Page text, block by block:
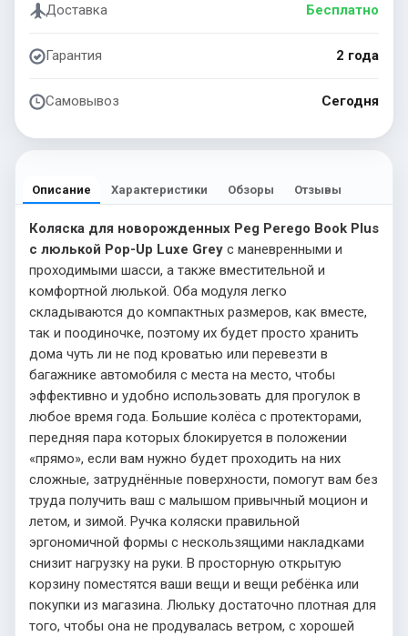
Доставка Бесплатно
Гарантия 2 года
Самовывоз Сегодня
Описание Характеристики Обзоры Отзывы
Коляска для новорожденных Peg Perego Book Plus
с люлькой Pop-Up Luxe Grey с маневренными и
проходимыми шасси, а также вместительной и
комфортной люлькой. Оба модуля легко
складываются до компактных размеров, как вместе,
так и поодиночке, поэтому их будет просто хранить
дома чуть ли не под кроватью или перевезти в
багажнике автомобиля с места на место, чтобы
эффективно и удобно использовать для прогулок в
любое время года. Большие колёса с протекторами,
передняя пара которых блокируется в положении
«прямо», если вам нужно будет проходить на них
сложные, затруднённые поверхности, помогут вам без
труда получить ваш с малышом привычный моцион и
летом, и зимой. Ручка коляски правильной
эргономичной формы с нескользящими накладками
снизит нагрузку на руки. В просторную открытую
корзину поместятся ваши вещи и вещи ребёнка или
покупки из магазина. Люльку достаточно плотная для
того, чтобы она не продувалась ветром, с хорошей